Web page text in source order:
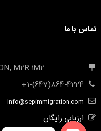
تماس با ما
M2R 1M2
+1-(647)864-4224
Info@sepimmigration.com
ارزیابی رایگان